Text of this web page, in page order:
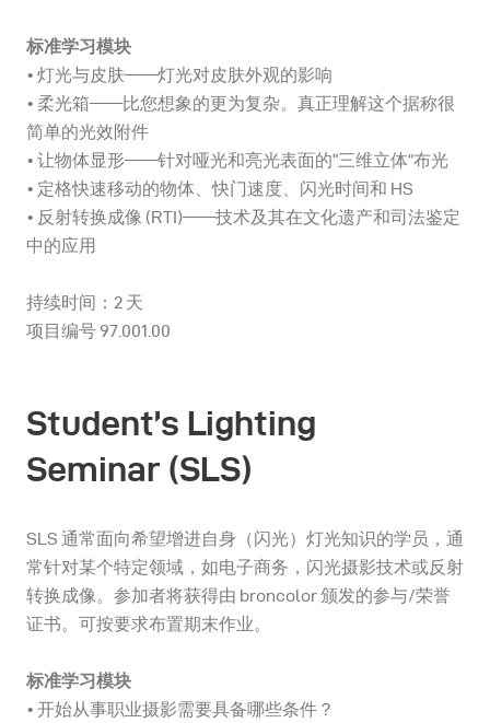
标准学习模块
• 灯光与皮肤——灯光对皮肤外观的影响
• 柔光箱——比您想象的更为复杂。真正理解这个据称很
简单的光效附件
• 让物体显形——针对哑光和亮光表面的“三维立体”布光
• 定格快速移动的物体、快门速度、闪光时间和 HS
• 反射转换成像 (RTI)——技术及其在文化遗产和司法鉴定
中的应用
持续时间：2 天
项目编号 97.001.00
Student’s Lighting
Seminar (SLS)
SLS 通常面向希望增进自身（闪光）灯光知识的学员，通
常针对某个特定领域，如电子商务，闪光摄影技术或反射
转换成像。参加者将获得由 broncolor 颁发的参与/荣誉
证书。可按要求布置期末作业。
标准学习模块
• 开始从事职业摄影需要具备哪些条件？